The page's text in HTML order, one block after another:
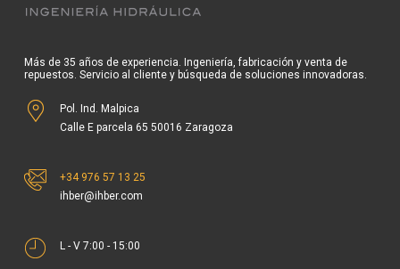
Más de 35 años de experiencia. Ingeniería, fabricación y venta de
repuestos. Servicio al cliente y búsqueda de soluciones innovadoras.
Pol. Ind. Malpica
Calle E parcela 65 50016 Zaragoza
+34 976 57 13 25
ihber@ihber.com
L - V 7:00 - 15:00